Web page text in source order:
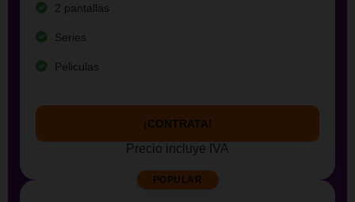
2 pantallas
Series
Peliculas
¡CONTRATA!
Precio incluye IVA
POPULAR